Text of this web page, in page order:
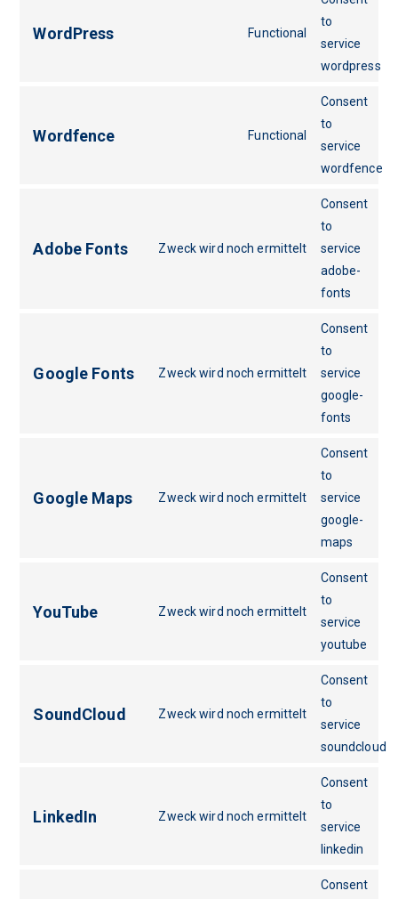
WordPress Functional
to
service
wordpress
Wordfence Functional
Consent
to
service
wordfence
Adobe Fonts Zweck wird noch ermittelt
Consent
to
service
adobe-
fonts
Google Fonts Zweck wird noch ermittelt
Consent
to
service
google-
fonts
Google Maps Zweck wird noch ermittelt
Consent
to
service
google-
maps
YouTube Zweck wird noch ermittelt
Consent
to
service
youtube
SoundCloud Zweck wird noch ermittelt
Consent
to
service
soundcloud
LinkedIn Zweck wird noch ermittelt
Consent
to
service
linkedin
Consent